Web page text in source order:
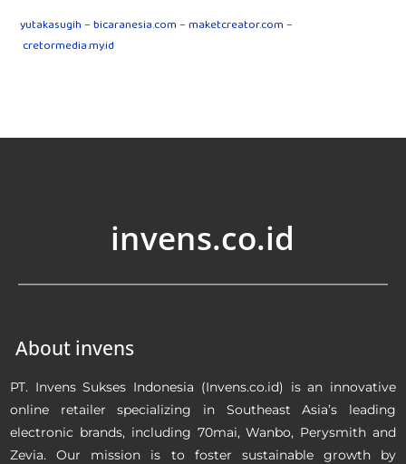
yutakasugih–bicaranesia.com–maketcreator.com–
cretormedia.my.id
invens.co.id
About invens
PT. Invens Sukses Indonesia (Invens.co.id) is an innovative
online retailer specializing in Southeast Asia’s leading
electronic brands, including 70mai, Wanbo, Perysmith and
Zevia. Our mission is to foster sustainable growth by